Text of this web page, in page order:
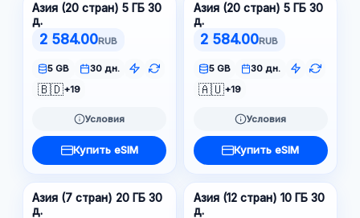
Азия (20 стран) 5 ГБ 30
д.
2 584.00RUB
5 GB 30 дн.
🇧🇩+19
Условия
Купить eSIM
Азия (20 стран) 5 ГБ 30
д.
2 584.00RUB
5 GB 30 дн.
🇦🇺+19
Условия
Купить eSIM
Азия (7 стран) 20 ГБ 30
д.
Азия (12 стран) 10 ГБ 30
д.